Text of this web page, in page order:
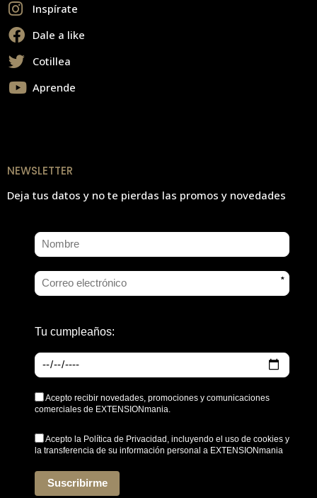
Inspírate
Dale a like
Cotillea
Aprende
NEWSLETTER
Deja tus datos y no te pierdas las promos y novedades
*
Tu cumpleaños:
Acepto recibir novedades, promociones y comunicaciones
comerciales de EXTENSIONmania.
Acepto la Política de Privacidad , incluyendo el uso de cookies y
la transferencia de su información personal a EXTENSIONmania
Suscribirme